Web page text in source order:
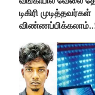
டிகிரி முடித்தவர்கள்